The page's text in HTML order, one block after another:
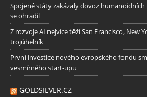
Spojené státy zakázaly dovoz
se ohradil
Z rozvoje AI nejvíce těží San Francisco, New
trojúhelník
První investice nového evropského fondu
vesmírného start-upu
GOLDSILVER.CZ